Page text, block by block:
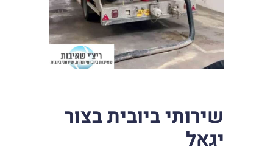
שירותי ביובית בצור
יגאל